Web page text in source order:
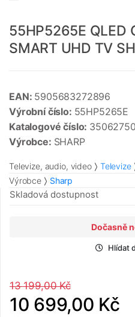
55HP5265E QLED
SMART UHD TV
EAN: 5905683272896
Výrobní číslo: 55HP5265E
Katalogové číslo: 35062750
Výrobce: SHARP
Televize, audio, video Televize
Výrobce
Sharp
Skladová dostupnost
Dočasně
Hlídat
13 199,00 Kč
10 699,00 Kč